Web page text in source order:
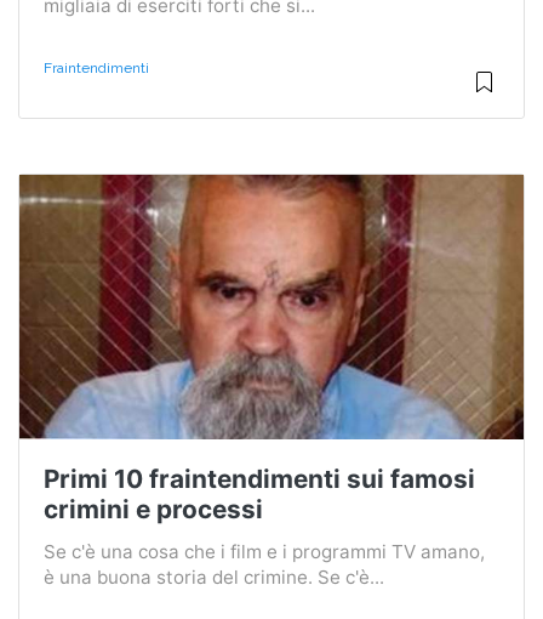
migliaia di eserciti forti che si...
Fraintendimenti
Primi 10 fraintendimenti sui famosi
crimini e processi
Se c'è una cosa che i film e i programmi TV amano,
è una buona storia del crimine. Se c'è...